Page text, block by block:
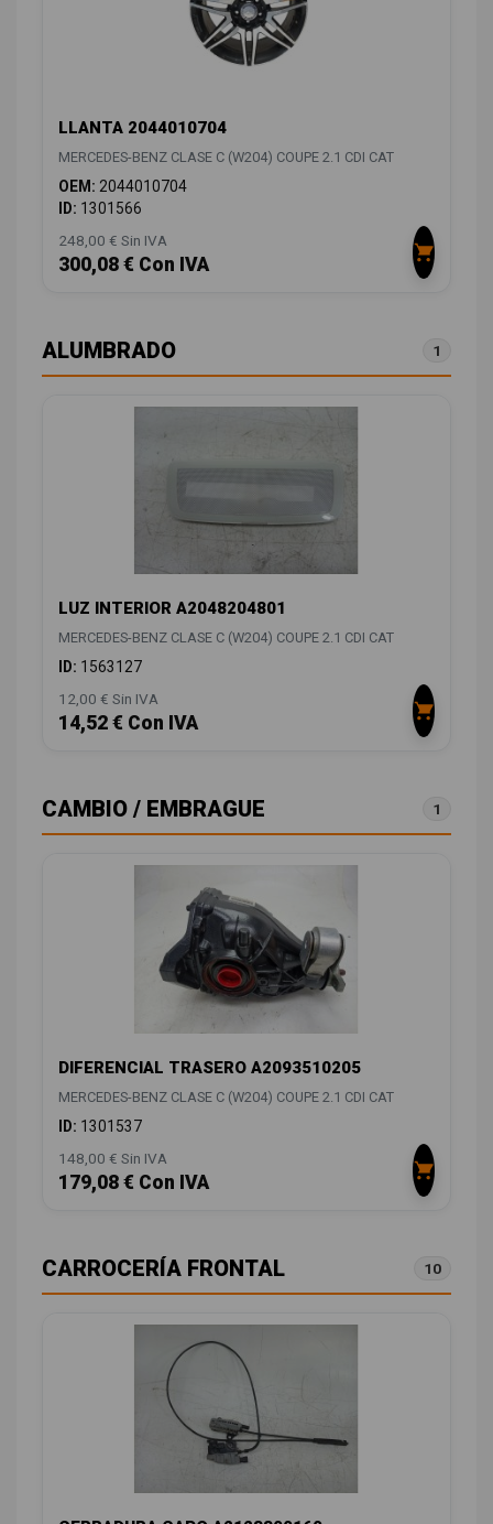
LLANTA 2044010704
MERCEDES-BENZ CLASE C (W204) COUPE 2.1 CDI CAT
OEM: 2044010704
ID: 1301566
248,00 € Sin IVA
300,08 € Con IVA
ALUMBRADO 1
LUZ INTERIOR A2048204801
MERCEDES-BENZ CLASE C (W204) COUPE 2.1 CDI CAT
ID: 1563127
12,00 € Sin IVA
14,52 € Con IVA
CAMBIO / EMBRAGUE 1
DIFERENCIAL TRASERO A2093510205
MERCEDES-BENZ CLASE C (W204) COUPE 2.1 CDI CAT
ID: 1301537
148,00 € Sin IVA
179,08 € Con IVA
CARROCERÍA FRONTAL 10